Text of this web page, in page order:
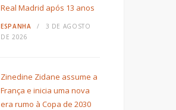
Real Madrid após 13 anos
ESPANHA
3 DE AGOSTO
DE 2026
Zinedine Zidane assume a
França e inicia uma nova
era rumo à Copa de 2030